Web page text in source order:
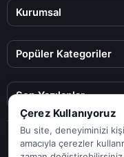
Kurumsal
Popüler Kategoriler
Son Yazılanlar
© 2025
Çerez Kullanıyoruz
Bu site, deneyiminizi
amacıyla çerezler